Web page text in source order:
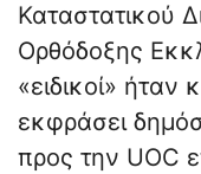
Καταστατικού
Ορθόδοξης
«ειδικοί»
εκφράσει
προς την UOC